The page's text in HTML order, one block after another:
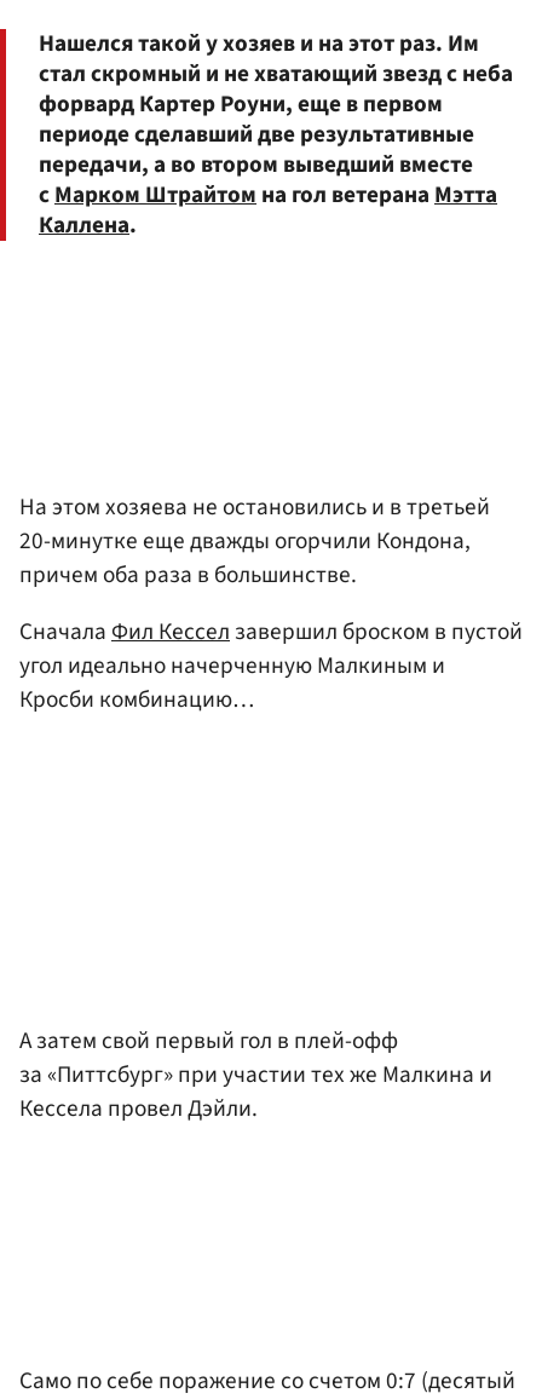
Нашелся такой у хозяев и на этот раз. Им
стал скромный и не хватающий звезд с неба
форвард Картер Роуни, еще в первом
периоде сделавший две результативные
передачи, а во втором выведший вместе
сМарком Штрайтомна гол ветеранаМэтта
Каллена.
На этом хозяева не остановились и в третьей
20-минутке еще дважды огорчили Кондона,
причем оба раза в большинстве.
СначалаФил Кесселзавершил броском в пустой
угол идеально начерченную Малкиным и
Кросби комбинацию…
А затем свой первый гол в плей-офф
за «Питтсбург» при участии тех же Малкина и
Кессела провел Дэйли.
Само по себе поражение со счетом 0:7 (десятый